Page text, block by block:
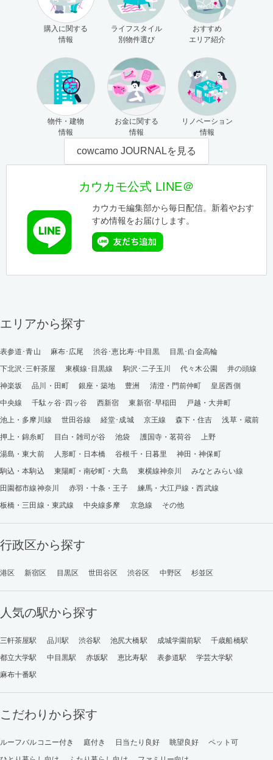
購入に関する
情報
ライフスタイル
別物件選び
おすすめ
エリア紹介
物件・建物
情報
お金に関する
情報
リノベーション
情報
cowcamo JOURNALを見る
カウカモ公式 LINE＠
カウカモ編集部から毎日配信。新着やおす
すめ情報をお届けします。
エリアから探す
表参道･青山 麻布･広尾 渋谷･恵比寿･中目黒
目黒･白金高輪
下北沢･三軒茶屋
東横線･目黒線 駒沢･二子玉川 代々木公園
井の頭線
神楽坂
品川・田町 銀座・築地 豊洲 清澄・門前仲町
皇居西側
中央線
千駄ヶ谷･四ッ谷 西新宿 東新宿･早稲田
戸越・大井町
池上・多摩川線
世田谷線 経堂･成城 京王線 森下・住吉
浅草・蔵前
押上・錦糸町
目白・雑司が谷 池袋 護国寺・茗荷谷
上野
湯島・東大前
人形町・日本橋 谷根千・日暮里
神田・神保町
駒込・本駒込
東陽町・南砂町・大島 東横線神奈川
みなとみらい線
田園都市線神奈川
赤羽・十条・王子
練馬・大江戸線・西武線
板橋・三田線・東武線
中央線多摩 京急線 その他
行政区から探す
港区 新宿区 目黒区 世田谷区 渋谷区 中野区 杉並区
人気の駅から探す
三軒茶屋駅 品川駅 渋谷駅 池尻大橋駅 成城学園前駅
千歳船橋駅
都立大学駅
中目黒駅 赤坂駅 恵比寿駅 表参道駅
学芸大学駅
麻布十番駅
こだわりから探す
ルーフバルコニー付き 庭付き 日当たり良好 眺望良好
ペット可